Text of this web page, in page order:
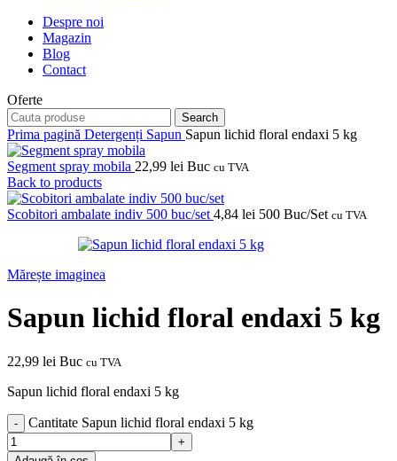
Despre noi
Magazin
Blog
Contact
Oferte
Search
Prima pagină Detergenți Sapun Sapun lichid floral endaxi 5 kg
Segment spray mobila 22,99 lei Buc cu TVA
Back to products
Scobitori ambalate indiv 500 buc/set 4,84 lei 500 Buc/Set cu TVA
Mărește imaginea
Sapun lichid floral endaxi 5 kg
22,99 lei Buc cu TVA
Sapun lichid floral endaxi 5 kg
Cantitate Sapun lichid floral endaxi 5 kg